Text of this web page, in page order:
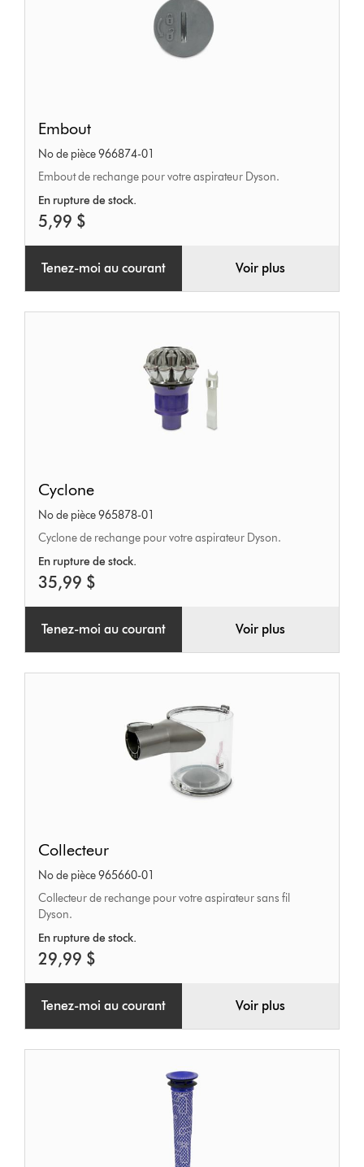
Embout
No de pièce 966874-01
Embout de rechange pour votre aspirateur Dyson.
En rupture de stock.
5,99 $
Tenez-moi au courant Voir plus
Cyclone
No de pièce 965878-01
Cyclone de rechange pour votre aspirateur Dyson.
En rupture de stock.
35,99 $
Tenez-moi au courant Voir plus
Collecteur
No de pièce 965660-01
Collecteur de rechange pour votre aspirateur sans fil
Dyson.
En rupture de stock.
29,99 $
Tenez-moi au courant Voir plus